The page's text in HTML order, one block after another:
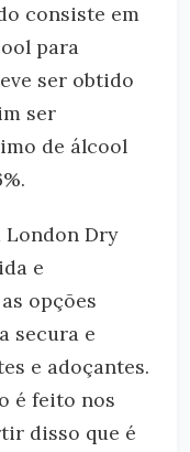
consiste em
para
ser obtido
ser
de álcool
Dry
e
opções
secura e
e adoçantes.
é feito nos
disso que é